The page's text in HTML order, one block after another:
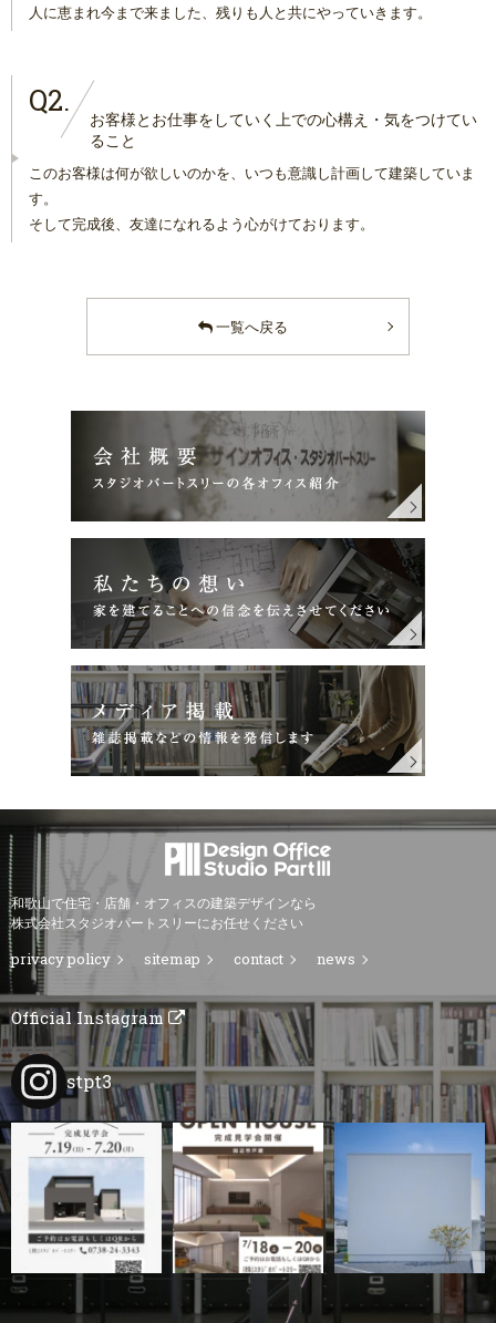
人に恵まれ今まで来ました、残りも人と共にやっていきます。
Q2.
お客様とお仕事をしていく上での心構え・気をつけてい
ること
このお客様は何が欲しいのかを、いつも意識し計画して建築していま
す。
そして完成後、友達になれるよう心がけております。
一覧へ戻る
和歌山で住宅・店舗・オフィスの建築デザインなら
株式会社スタジオパートスリーにお任せください
privacy policy sitemap contact news
Official Instagram
stpt3